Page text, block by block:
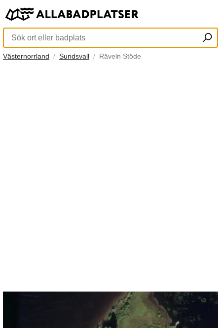
Västernorrland Sundsvall Räveln Stöde